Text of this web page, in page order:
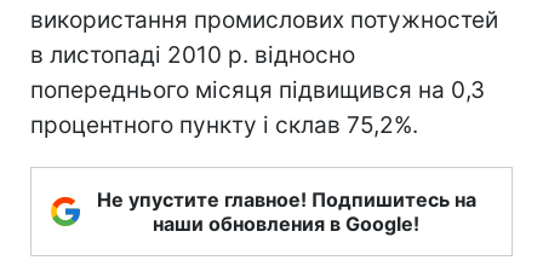
використання промислових потужностей
в листопаді 2010 р. відносно
попереднього місяця підвищився на 0,3
процентного пункту і склав 75,2%.
Не упустите главное! Подпишитесь на
наши обновления в Google!